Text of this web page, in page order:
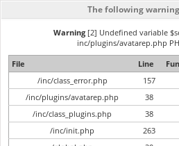
The following
Warning[2] Undefined variable
inc/plugins/avatarep.php
File
Line
/inc/class_error.php
157
/inc/plugins/avatarep.php
38
/inc/class_plugins.php
38
/inc/init.php
263